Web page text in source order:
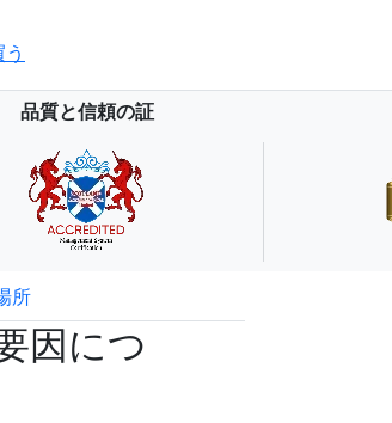
品質と信頼の証
所
因につ